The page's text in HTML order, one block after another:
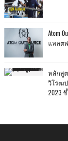
Atom
แพลต
หลักสู
วิโรฒป
2023